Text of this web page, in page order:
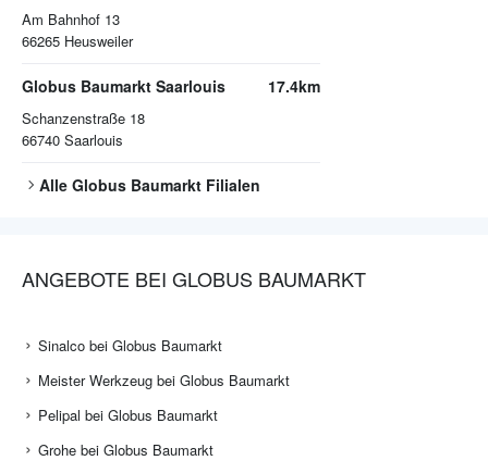
Am Bahnhof 13
66265 Heusweiler
Globus Baumarkt Saarlouis
Schanzenstraße 18
66740 Saarlouis
17.4km
Alle Globus Baumarkt Filialen
ANGEBOTE BEI GLOBUS BAUMARKT
Sinalco bei Globus Baumarkt
Meister Werkzeug bei Globus Baumarkt
Pelipal bei Globus Baumarkt
Grohe bei Globus Baumarkt